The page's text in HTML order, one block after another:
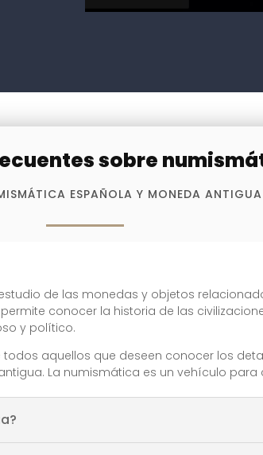
sobre
ESPAÑOLA Y MONEDA ANTIGUA
de las monedas y objetos
conocer la historia de las
y político.
aquellos que deseen conocer los
La numismática es un vehículo para